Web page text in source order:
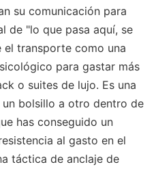
su comunicación para
de "lo que pasa aquí, se
el transporte como una
para gastar más
o suites de lujo. Es una
bolsillo a otro dentro de
has conseguido un
al gasto en el
táctica de anclaje de